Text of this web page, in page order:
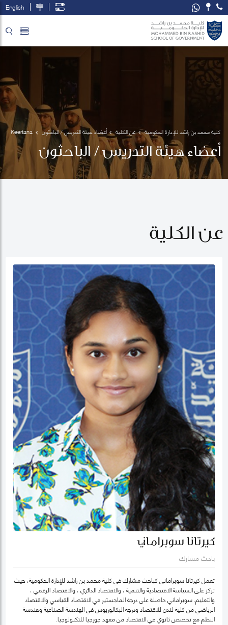
English
كلية محمد بن راشد للإدارة الحكومية عن الكلية أعضاء هيئة التدريس / الباحثون
Subramani
أعضاء هيئة التدريس / الباحثون
عن الكلية
كيرتانا سوبراماني
باحث مشارك
تعمل كيرتانا سوبراماني كباحث مشارك في كلية محمد بن راشد للإدارة الحكومية، حيث
تركز على السياسة الاقتصادية والتنمية ، والاقتصاد الدائري ، والاقتصاد الرقمي ،
والتعليم. سوبراماني حاصلة على درجة الماجستير في الاقتصاد القياسي والاقتصاد
الرياضي من كلية لندن للاقتصاد ودرجة البكالوريوس في الهندسة الصناعية وهندسة
النظم مع تخصص ثانوي في الاقتصاد من معهد جورجيا للتكنولوجيا.